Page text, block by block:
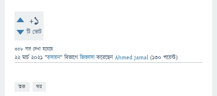
+1
টি ভোট
358 বার দেখা হয়েছে
22 মার্চ 2021 "রসায়ন" বিভাগে জিজ্ঞাসাকরেছেনAhmed Jamal (130 পয়েন্ট)
ত্বক ঘর